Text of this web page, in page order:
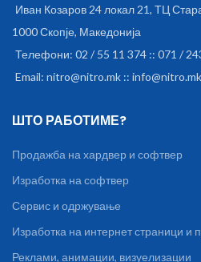
Иван Козаров 24 локал 21, ТЦ
1000 Скопје, Македонија
Телефони: 02 / 55 11 374 :: 071 /
Email: nitro@nitro.mk ::
ШТО РАБОТИМЕ?
Продажба на хардвер и софтвер
Изработка на софтвер
Сервис и одржување
Изработка на интернет страници и
Реклами, анимации, визуелизации